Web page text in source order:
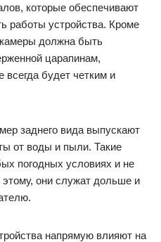
которые обеспечивают
работы устройства. Кроме
камеры должна быть
царапинам,
всегда будет четким и
заднего вида выпускают
от воды и пыли. Такие
погодных условиях и не
этому, они служат дольше и
напрямую влияют на